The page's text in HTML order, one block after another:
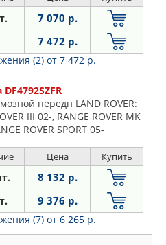
7 070 р.
7 472 р.
(2) от 7 472 р.
DF4792SZFR
передн LAND ROVER:
III 02-, RANGE ROVER MK
ROVER SPORT 05-
Цена Купить
8 132 р.
9 376 р.
(7) от 6 265 р.